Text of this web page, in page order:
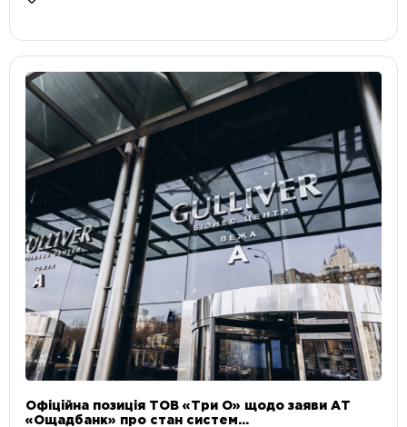
Офіційна позиція ТОВ «Три О» щодо заяви АТ
«Ощадбанк» про стан систем